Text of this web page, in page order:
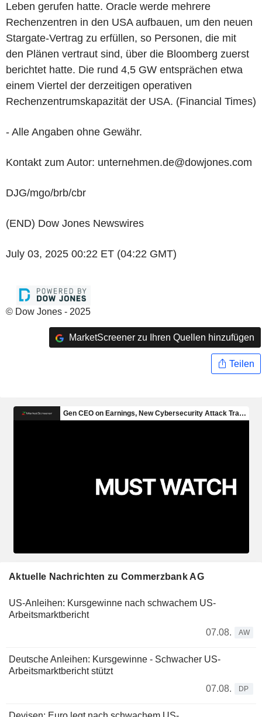
Leben gerufen hatte. Oracle werde mehrere
Rechenzentren in den USA aufbauen, um den neuen
Stargate-Vertrag zu erfüllen, so Personen, die mit
den Plänen vertraut sind, über die Bloomberg zuerst
berichtet hatte. Die rund 4,5 GW entsprächen etwa
einem Viertel der derzeitigen operativen
Rechenzentrumskapazität der USA. (Financial Times)
- Alle Angaben ohne Gewähr.
Kontakt zum Autor: unternehmen.de@dowjones.com
DJG/mgo/brb/cbr
(END) Dow Jones Newswires
July 03, 2025 00:22 ET (04:22 GMT)
© Dow Jones - 2025
MarketScreener zu Ihren Quellen hinzufügen
Teilen
Aktuelle Nachrichten zu Commerzbank AG
US-Anleihen: Kursgewinne nach schwachem US-
Arbeitsmarktbericht
07.08.
AW
Deutsche Anleihen: Kursgewinne - Schwacher US-
Arbeitsmarktbericht stützt
07.08.
DP